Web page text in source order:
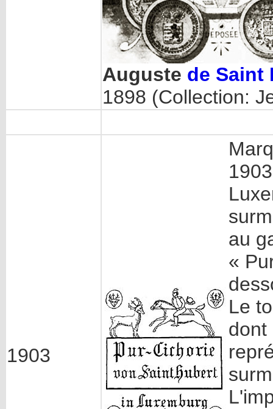
Auguste de Saint
1898 (Collection:
1903
au
«
Le
dont